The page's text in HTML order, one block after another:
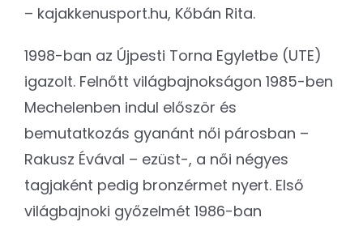
– kajakkenusport.hu, Kőbán Rita.
1998-ban az Újpesti Torna Egyletbe (UTE)
igazolt. Felnőtt világbajnokságon 1985-ben
Mechelenben indul először és
bemutatkozás gyanánt női párosban –
Rakusz Évával – ezüst-, a női négyes
tagjaként pedig bronzérmet nyert. Első
világbajnoki győzelmét 1986-ban